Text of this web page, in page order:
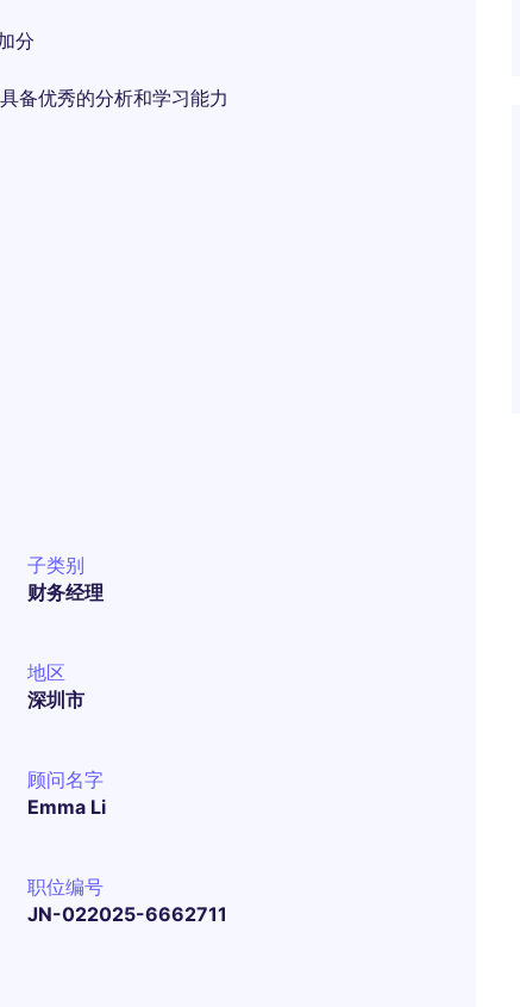
分
备优秀的分析和学习能力
子类别
财务经理
地区
深圳市
顾问名字
Emma Li
职位编号
JN-022025-6662711